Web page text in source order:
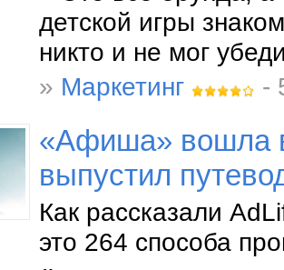
детской игры
никто и не мог
» Маркетинг -
«Афиша» вошла
выпустил
Как рассказали
это 264 способа